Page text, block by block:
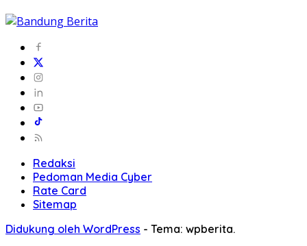
Redaksi
Pedoman Media Cyber
Rate Card
Sitemap
Didukung oleh WordPress - Tema: wpberita.